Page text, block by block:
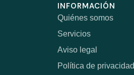
INFORMACIÓN
Quiénes somos
Servicios
Aviso legal
Política de privacidad